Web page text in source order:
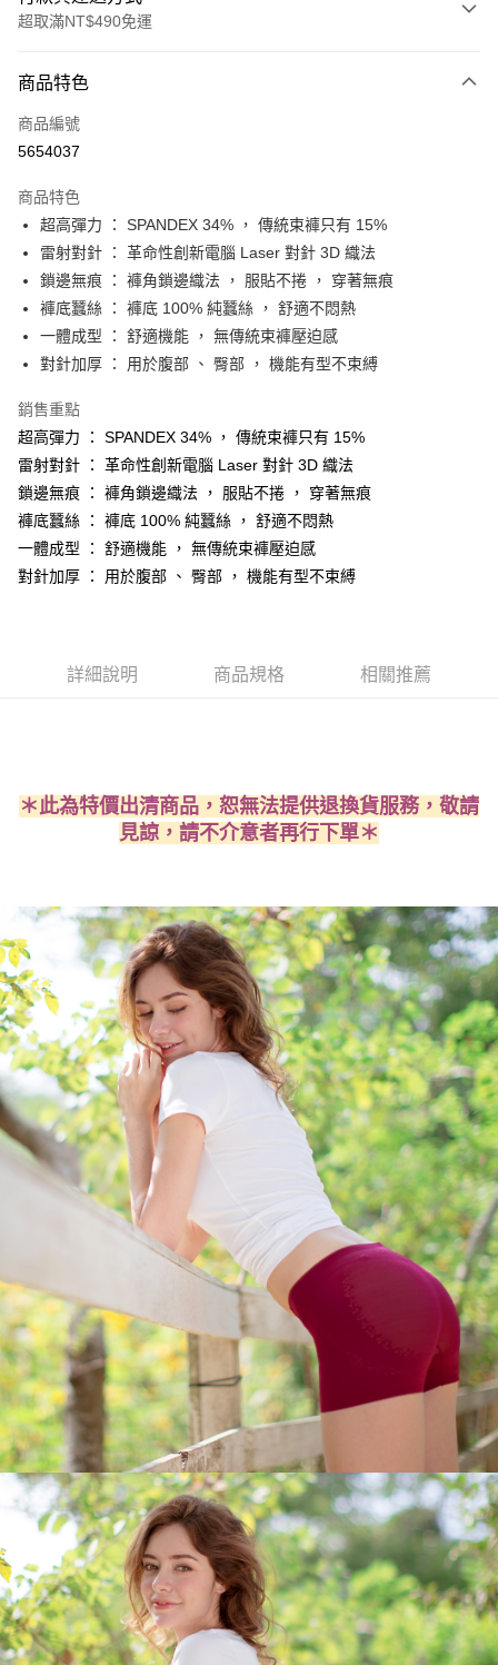
超取滿NT$490免運
信用卡一次付款
超商取貨付款
Apple Pay
街口支付
悠遊付
AFTEE先享後付
相關說明
AFTEE先享後付是「在收到商品之後才付款」的支付方式。 讓您購物簡單
便利好安心！
１．簡單：不需註冊會員、不需綁卡、不需儲值。
２．便利：只要手機號碼，簡訊認證，即可結帳。
３．安心：先確認商品／服務後，再付款。
１．於結帳方式選擇「AFTEE先享後付」後，將跳轉至「AFTEE先享後付」
結帳頁面，進行簡訊認證並確認金額後，即可完成結帳。
購買商品的店家。未經商家同意取消之訂單仍視為有效，需透過AFTEE先享
【注意事項】
１．透過由恩沛科技股份有限公司提供之「AFTEE先享後付」服務完成之交
易，需依本服務之必要範圍內提供個人資料，並將交易相關給付款項請求債
３．未成年的使用者請事先徵得法定代理人或監護人之同意方可使用
「AFTEE先享後付」，若未經同意申辦者引起之損失，本公司不負相關責
任。
４．使用「AFTEE先享後付」時，將依據個別帳號之用戶狀況，依本公司即
時審查核予不同之上限額度；若仍有額度不足之情形，本公司將視審查結果
請求用戶進行身份認證。
５．嚴禁一人註冊多個帳號或使用他人資訊註冊。若發現惡意使用之情形，
恩沛科技股份有限公司將有權停止該用戶之使用額度並採取法律行動。
ATM付款
運送方式
全家取貨付款
每筆NT$60，滿NT$490(含以上)免運費
付款後全家取貨
每筆NT$60，滿NT$490(含以上)免運費
每筆NT$80，滿NT$490(含以上)免運費
商品特色
商品編號
5654037
商品特色
超高彈力 ： SPANDEX 34% ， 傳統束褲只有 15%
雷射對針 ： 革命性創新電腦 Laser 對針 3D 織法
鎖邊無痕 ： 褲角鎖邊織法 ， 服貼不捲 ， 穿著無痕
褲底蠶絲 ： 褲底 100% 純蠶絲 ， 舒適不悶熱
一體成型 ： 舒適機能 ， 無傳統束褲壓迫感
對針加厚 ： 用於腹部 、 臀部 ， 機能有型不束縛
銷售重點
超高彈力 ： SPANDEX 34% ， 傳統束褲只有 15%
雷射對針 ： 革命性創新電腦 Laser 對針 3D 織法
鎖邊無痕 ： 褲角鎖邊織法 ， 服貼不捲 ， 穿著無痕
褲底蠶絲 ： 褲底 100% 純蠶絲 ， 舒適不悶熱
一體成型 ： 舒適機能 ， 無傳統束褲壓迫感
對針加厚 ： 用於腹部 、 臀部 ， 機能有型不束縛
詳細說明 商品規格 相關推薦
＊此為特價出清商品，恕無法提供退換貨服務，敬請
見諒，請不介意者再行下單＊